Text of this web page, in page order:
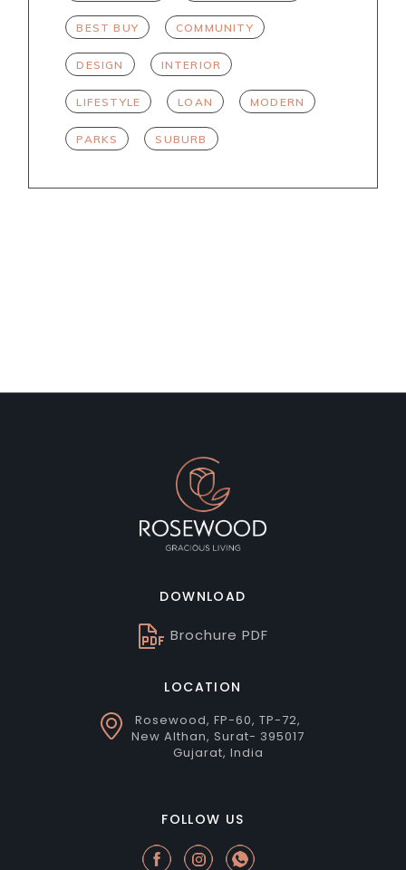
BEST BUY COMMUNITY
DESIGN INTERIOR
LIFESTYLE LOAN MODERN
PARKS SUBURB
DOWNLOAD
Brochure PDF
LOCATION
Rosewood, FP-60, TP-72,
New Althan, Surat- 395017
Gujarat, India
FOLLOW US